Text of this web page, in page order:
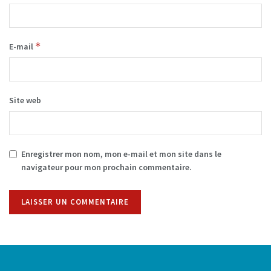
E-mail *
Site web
Enregistrer mon nom, mon e-mail et mon site dans le
navigateur pour mon prochain commentaire.